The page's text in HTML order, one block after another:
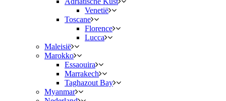
Venetië
Toscane
Florence
Lucca
Maleisië
Marokko
Essaouira
Marrakech
Taghazout Bay
Myanmar